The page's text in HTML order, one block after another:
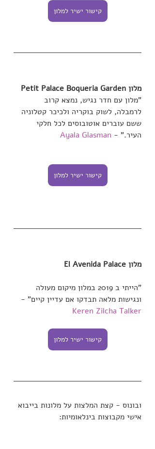
קישור ישיר למלון
מלון Petit Palace Boqueria Garden
"מלון עם חדר נגיש, נמצא קרוב
לרמבלה, לשוק בוקריה ולכיכר קטלוניה
ששם עוברים אוטובוסים לכל חלקי
העיר." - Ayala Glasman
קישור ישיר למלון
מלון El Avenida Palace
"הייתי ב 2019 במלון מיקום מעולה
ונגישות מלאה תבדקו אם עדיין קיים" -
Keren Zilcha Talker
קישור ישיר למלון
ובונוס - קצת המלצות על מלונות בייבוא
אישי מקבוצות בינלאומיות: